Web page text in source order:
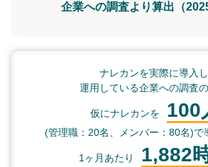
企業への調査より算出（
ナレカンを実際に導入し
運用している企業への調査の
仮にナレカンを 100
(管理職：20名、メンバー：80名)で
1ヶ月あたり 1,882